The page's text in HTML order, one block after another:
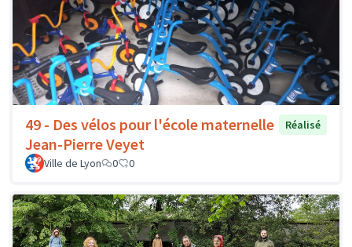
49 - Des vélos pour l'école maternelle
Jean-Pierre Veyet
Réalisé
Ville de Lyon 0 0